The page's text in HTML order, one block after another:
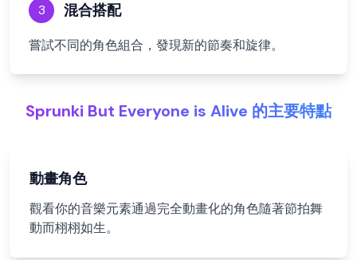
3 混合搭配
嘗試不同的角色組合，發現新的節奏和旋律。
Sprunki But Everyone is Alive 的主要特點
動畫角色
觀看你的音樂元素通過完全動畫化的角色隨著節拍舞
動而栩栩如生。